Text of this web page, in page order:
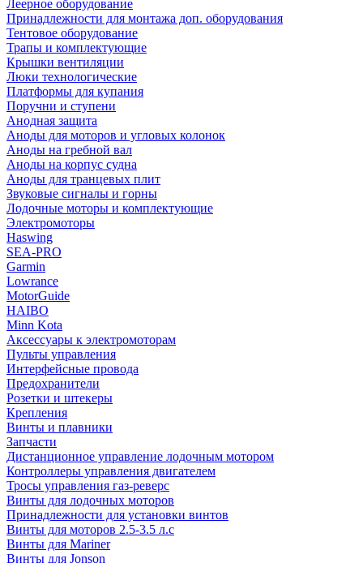
Леерное оборудование
Принадлежности для монтажа доп. оборудования
Тентовое оборудование
Трапы и комплектующие
Крышки вентиляции
Люки технологические
Платформы для купания
Поручни и ступени
Анодная защита
Аноды для моторов и угловых колонок
Аноды на гребной вал
Аноды на корпус судна
Аноды для транцевых плит
Звуковые сигналы и горны
Лодочные моторы и комплектующие
Электромоторы
Haswing
SEA-PRO
Garmin
Lowrance
MotorGuide
HAIBO
Minn Kota
Аксессуары к электромоторам
Пульты управления
Интерфейсные провода
Предохранители
Розетки и штекеры
Крепления
Винты и плавники
Запчасти
Дистанционное управление лодочным мотором
Контроллеры управления двигателем
Тросы управления газ-реверс
Винты для лодочных моторов
Принадлежности для установки винтов
Винты для моторов 2.5-3.5 л.с
Винты для Mariner
Винты для Jonson